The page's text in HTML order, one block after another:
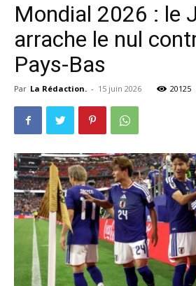
Mondial 2026 : le
arrache le nul
Pays-Bas
Par La Rédaction. - 15 juin 2026 20125